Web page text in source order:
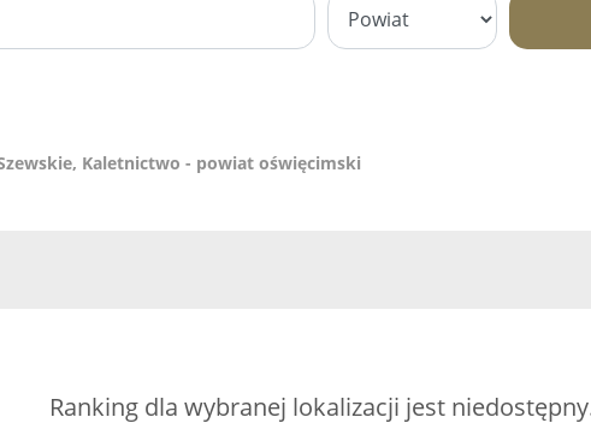
Kaletnictwo - powiat oświęcimski
Ranking dla wybranej lokalizacji jest